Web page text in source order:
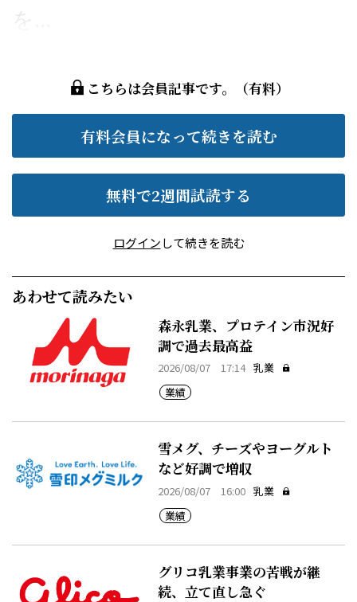
を...
こちらは会員記事です。（有料）
有料会員になって続きを読む
無料で2週間試読する
ログインして続きを読む
あわせて読みたい
森永乳業、プロテイン市況好
調で過去最高益
2026/08/07 17:14 乳業
業績
雪メグ、チーズやヨーグルト
など好調で増収
2026/08/07 16:00 乳業
業績
グリコ乳業事業の苦戦が継
続、立て直し急ぐ